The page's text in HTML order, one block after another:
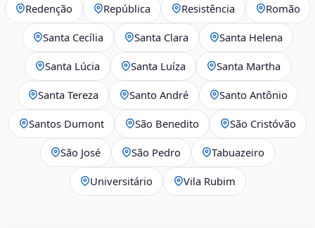
Redenção República Resistência Romão
Santa Cecília Santa Clara Santa Helena
Santa Lúcia Santa Luíza Santa Martha
Santa Tereza Santo André Santo Antônio
Santos Dumont São Benedito São Cristóvão
São José São Pedro Tabuazeiro
Universitário Vila Rubim